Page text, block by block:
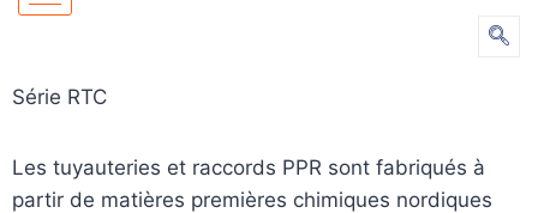
Série RTC
Les tuyauteries et raccords PPR sont fabriqués à
partir de matières premières chimiques nordiques